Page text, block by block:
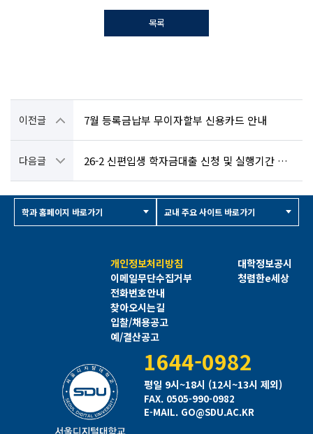
목록
이전글 7월 등록금납부 무이자할부 신용카드 안내
다음글 26-2 신편입생 학자금대출 신청 및 실행기간 안내
개인정보처리방침
이메일무단수집거부
전화번호안내
찾아오시는길
입찰/채용공고
예/결산공고
대학정보공시
청렴한e세상
1644-0982
평일 9시~18시 (12시~13시 제외)
FAX. 0505-990-0982
E-MAIL. GO@SDU.AC.KR
학과 홈페이지 바로가기 교내 주요 사이트 바로가기